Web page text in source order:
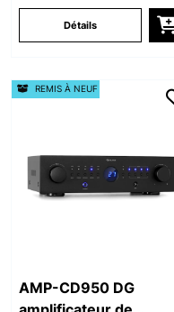
Détails
AMP-CD950 DG
REMIS À NEUF